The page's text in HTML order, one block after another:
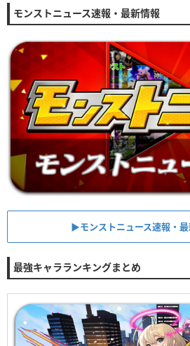
モンストニュース速報・最新情報
▶︎モンストニュース速報・
最強キャラランキングまとめ